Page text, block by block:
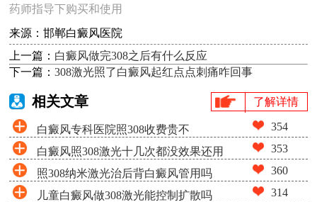
药师指导下购买和使用
来源：邯郸白癜风医院
上一篇： 白癜风做完308之后有什么反应
下一篇：308激光照了白癜风起红点点刺痛咋回事
相关文章 了解详情
白癜风专科医院照308收费贵不 354
白癜风照308激光十几次都没效果还用
照吗
353
照308纳米激光治后背白癜风管用吗 360
儿童白癜风做308激光能控制扩散吗 314